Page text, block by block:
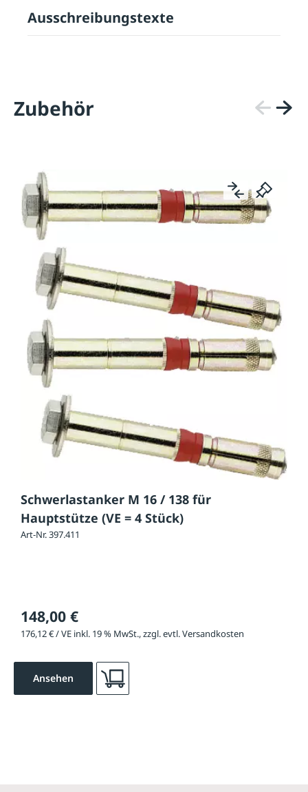
Ausschreibungstexte
Zubehör
Schwerlastanker M 16 / 138 für
Hauptstütze (VE = 4 Stück)
Art-Nr. 397.411
148,00 €
176,12 € / VE inkl. 19 % MwSt., zzgl. evtl. Versandkosten
Ansehen